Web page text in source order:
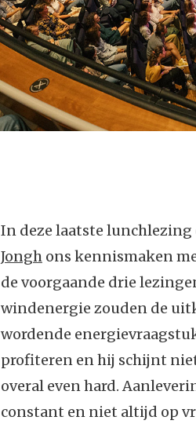
In deze laatste
Jongh ons kennismaken
de voorgaande drie
windenergie zouden de
wordende
profiteren en hij schijnt
overal even hard.
constant en niet altijd op